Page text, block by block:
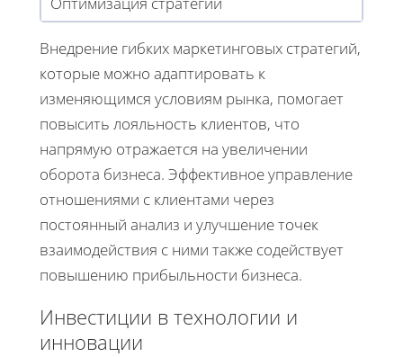
Внедрение гибких маркетинговых стратегий,
которые можно адаптировать к
изменяющимся условиям рынка, помогает
повысить лояльность клиентов, что
напрямую отражается на увеличении
оборота бизнеса. Эффективное управление
отношениями с клиентами через
постоянный анализ и улучшение точек
взаимодействия с ними также содействует
повышению прибыльности бизнеса.
Инвестиции в технологии и
инновации